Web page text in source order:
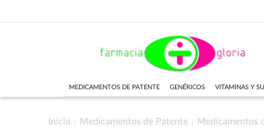
MEDICAMENTOS DE PATENTE GENÉRICOS VITAMINAS Y
Inicio Medicamentos de Patente Medicamentos